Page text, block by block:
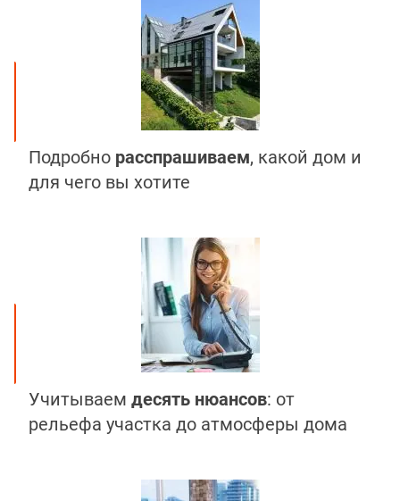
Подробно расспрашиваем, какой дом и
для чего вы хотите
Учитываем десять нюансов: от
рельефа участка до атмосферы дома